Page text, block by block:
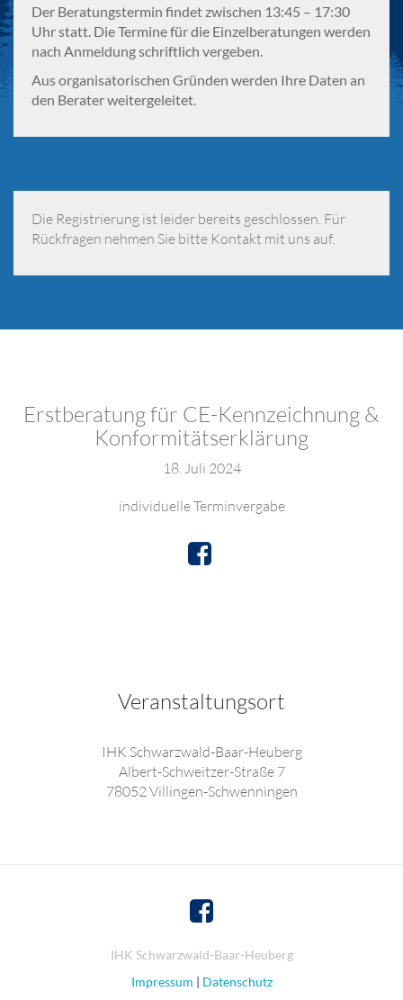
Der Beratungstermin findet zwischen 13:45 – 17:30
Uhr statt. Die Termine für die Einzelberatungen werden
nach Anmeldung schriftlich vergeben.
Aus organisatorischen Gründen werden Ihre Daten an
den Berater weitergeleitet.
Die Registrierung ist leider bereits geschlossen. Für
Rückfragen nehmen Sie bitte Kontakt mit uns auf.
Erstberatung für CE-Kennzeichnung &
Konformitätserklärung
18. Juli 2024
individuelle Terminvergabe
Veranstaltungsort
IHK Schwarzwald-Baar-Heuberg
Albert-Schweitzer-Straße 7
78052 Villingen-Schwenningen
IHK Schwarzwald-Baar-Heuberg
Impressum | Datenschutz